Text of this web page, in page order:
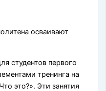
осваивают
студентов первого
тренинга на
это?». Эти занятия